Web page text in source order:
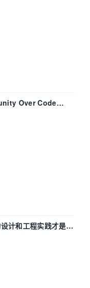
Over Code
计和工程实践才是稀